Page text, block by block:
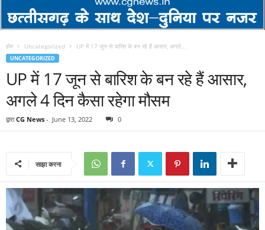
होम Uncategorized UP में 17 जून से बारिश के बन रहे हैं आसार, अगले...
UNCATEGORIZED
UP में 17 जून से बारिश के बन रहे हैं आसार,
अगले 4 दिन कैसा रहेगा मौसम
द्वारा CG News - June 13, 2022 0
साझा करना